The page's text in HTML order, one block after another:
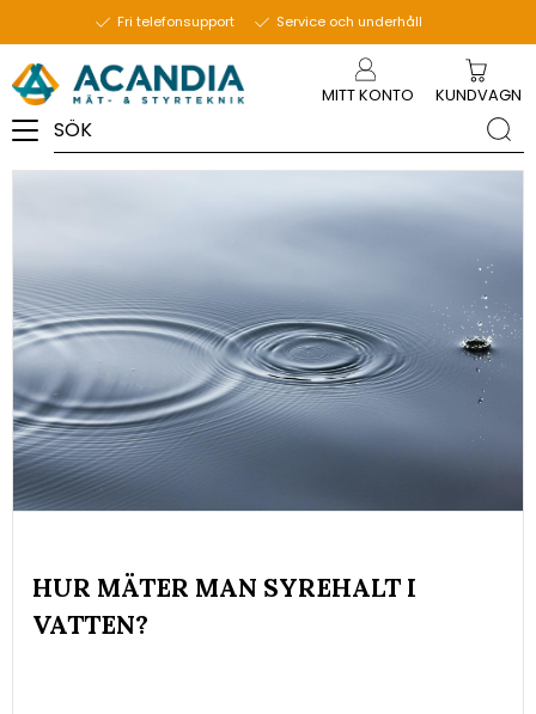
Fri telefonsupport Service och underhåll
MITT KONTO KUNDVAGN
HUR MÄTER MAN SYREHALT I
VATTEN?